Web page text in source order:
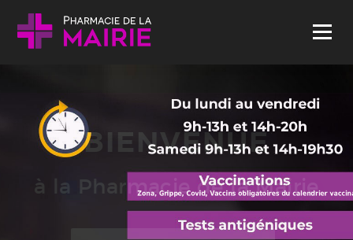
Skip to content
Menu
BIENVENUE
à la Pharmacie de la Mairie